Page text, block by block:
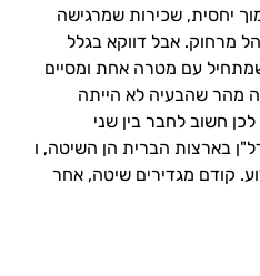
יחסית, שכירות שמרגישה
מרחוק. אבל דווקא בגלל
עם מטרה אחת ומסיים
מהר שהבעיה לא הייתה
חשוב לחבר בין שני
בארצות הברית הן השיטה, ו
קודם מגדירים שיטה, אחר